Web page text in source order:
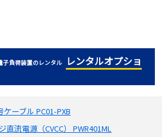
子負荷装置のレンタル レンタルオプショ
ーブル PC01-PXB
直流電源（CVCC） PWR401ML